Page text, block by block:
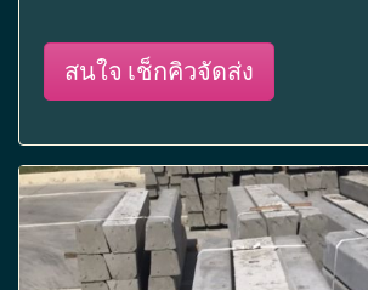
สนใจ เช็กคิวจัดส่ง